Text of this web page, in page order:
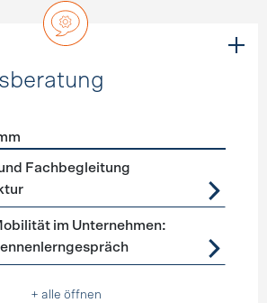
Mobilitätsberatung
Fachbegleitung
im Unternehmen:
+ alle öffnen